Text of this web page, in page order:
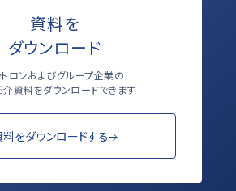
資料を
ダウンロード
トロンおよびグループ企業の
資料をダウンロードできます
料をダウンロードする